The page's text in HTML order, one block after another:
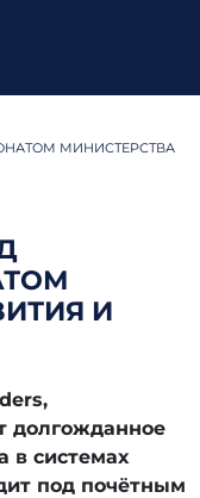
МИНИСТЕРСТВА
И
долгожданное
в системах
под почётным